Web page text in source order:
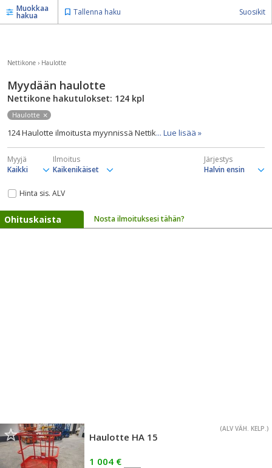
Muokkaa
hakua Tallenna haku Suosikit
Nettikone › Haulotte
Myydään haulotte
Nettikone hakutulokset: 124 kpl
Haulotte
124 Haulotte ilmoitusta myynnissä Nettik... Lue lisää »
Myyjä Ilmoitus Järjestys
Hinta sis. ALV
Ohituskaista Nosta ilmoituksesi tähän?
(ALV VÄH. KELP.)
Haulotte HA 15
1 004 €